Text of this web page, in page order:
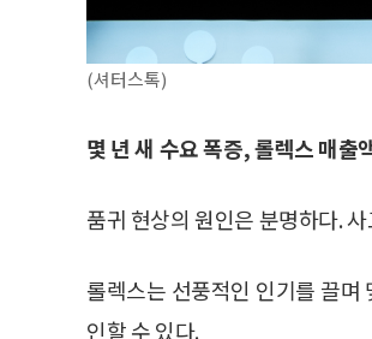
(셔터스톡)
몇 년 새 수요 폭증, 롤렉스 매출
품귀 현상의 원인은 분명하다.
롤렉스는 선풍적인 인기를 끌며
인할 수 있다.